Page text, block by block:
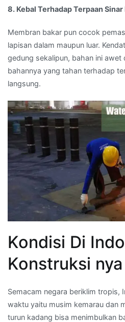
8. Kebal Terhadap Terpaan
Membran bakar pun cocok
lapisan dalam maupun luar.
gedung sekalipun, bahan ini awet
bahannya yang tahan terhadap
langsung.
Kondisi Di
Konstruksi nya
Semacam negara beriklim tropis,
waktu yaitu musim kemarau dan
turun kadang bisa menimbulkan